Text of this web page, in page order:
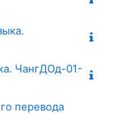
ЧангДОд-01-
перевода